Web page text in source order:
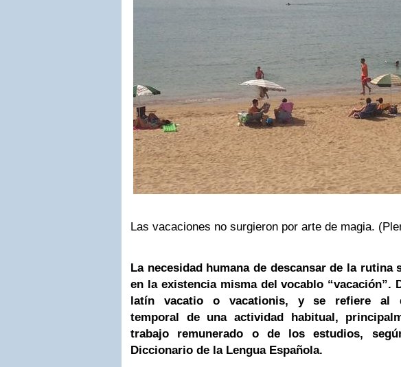
Las vacaciones no surgieron por arte de magia.
La necesidad humana de descansar de la rutina
en la existencia misma del vocablo “vacación”.
latín vacatio o vacationis, y se refiere al
temporal de una actividad habitual,
trabajo remunerado o de los estudios,
Diccionario de la Lengua Española.